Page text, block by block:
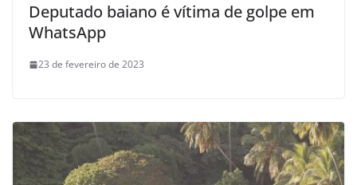
Deputado baiano é vítima de golpe em
WhatsApp
23 de fevereiro de 2023